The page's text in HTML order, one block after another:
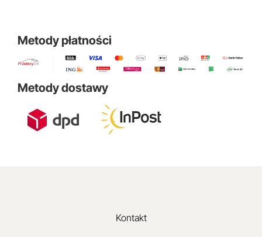
Metody płatności
Metody dostawy
Kontakt